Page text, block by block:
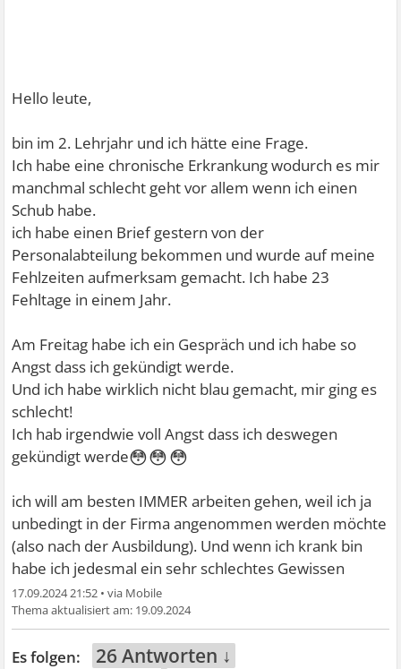
Hello leute,
bin im 2. Lehrjahr und ich hätte eine Frage.
Ich habe eine chronische Erkrankung wodurch es mir
manchmal schlecht geht vor allem wenn ich einen
Schub habe.
ich habe einen Brief gestern von der
Personalabteilung bekommen und wurde auf meine
Fehlzeiten aufmerksam gemacht. Ich habe 23
Fehltage in einem Jahr.
Am Freitag habe ich ein Gespräch und ich habe so
Angst dass ich gekündigt werde.
Und ich habe wirklich nicht blau gemacht, mir ging es
schlecht!
Ich hab irgendwie voll Angst dass ich deswegen
gekündigt werde😳😳😳
ich will am besten IMMER arbeiten gehen, weil ich ja
unbedingt in der Firma angenommen werden möchte
(also nach der Ausbildung). Und wenn ich krank bin
habe ich jedesmal ein sehr schlechtes Gewissen
17.09.2024 21:52 •
19.09.2024
26 Antworten ↓